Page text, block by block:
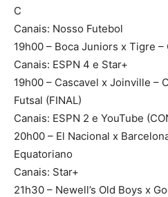
C
Canais: Nosso Futebol
19h00 – Boca Juniors x Tigre
Canais: ESPN 4 e Star+
19h00 – Cascavel x Joinville –
Futsal (FINAL)
Canais: ESPN 2 e YouTube
20h00 – El Nacional x
Equatoriano
Canais: Star+
21h30 – Newell’s Old Boys x